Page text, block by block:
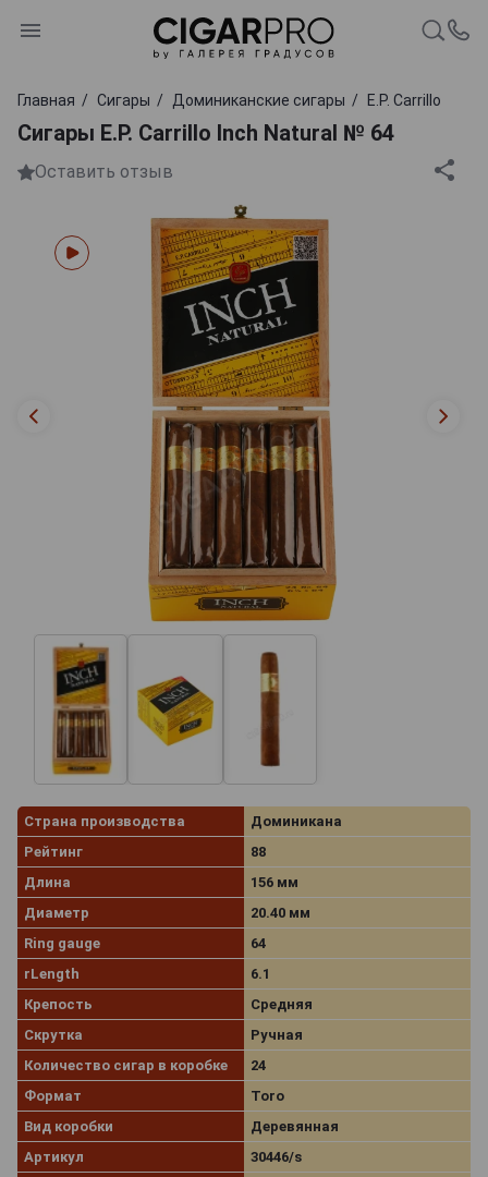
Главная Сигары Доминиканские сигары E.P. Carrillo
Сигары E.P. Carrillo Inch Natural № 64
Оставить отзыв
Страна производства
Доминикана
Рейтинг
88
Длина
156 мм
Диаметр
20.40 мм
Ring gauge
64
rLength
6.1
Крепость
Средняя
Скрутка
Ручная
Количество сигар в коробке
24
Формат
Toro
Вид коробки
Деревянная
Артикул
30446/s